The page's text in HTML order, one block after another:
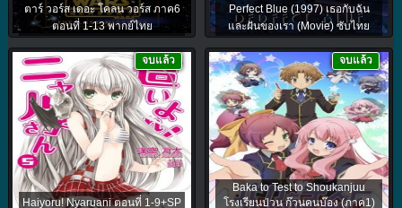
ตาร์ วอร์ส เดอะ โคลน วอร์ส ภาค6
ตอนที่ 1-13 พากย์ไทย
Perfect Blue (1997) เธอกับฉัน
และฝันของเรา (Movie) ซับไทย
Haiyoru! Nyaruani ตอนที่ 1-9+SP
จบแล้ว
Baka to Test to Shoukanjuu
โรงเรียนป่วน ก๊วนคนบ๊อง (ภาค1)
จบแล้ว